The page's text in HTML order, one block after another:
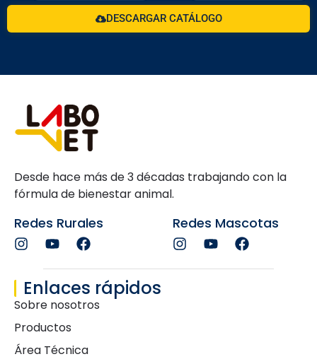
DESCARGAR CATÁLOGO
Desde hace más de 3 décadas trabajando con la
fórmula de bienestar animal.
Redes Rurales Redes Mascotas
Enlaces rápidos
Sobre nosotros
Productos
Área Técnica